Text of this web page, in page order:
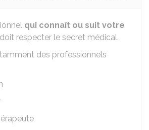
qui connaît ou suit votre
doit respecter le secret médical.
des professionnels